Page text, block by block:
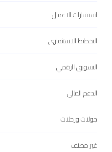
استشارات الاعمال
التخطيط الاستثماري
التسويق الرقمي
الدعم المالي
جولات ورحلات
غير مصنف